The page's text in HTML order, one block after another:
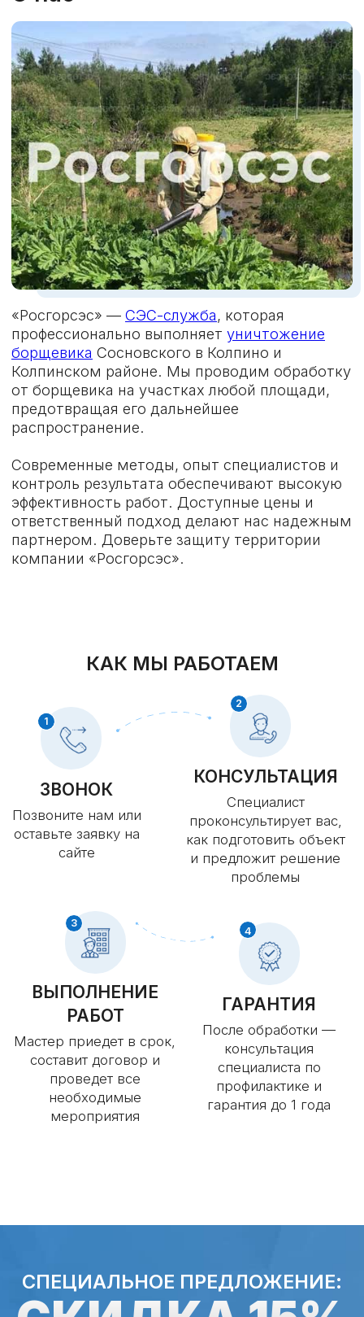
КАК МЫ РАБОТАЕМ
ЗВОНОК
Позвоните нам или
оставьте заявку на
сайте
1
КОНСУЛЬТАЦИЯ
Специалист
проконсультирует вас,
как подготовить объект
и предложит решение
проблемы
ВЫПОЛНЕНИЕ
РАБОТ
Мастер приедет в срок,
составит договор и
проведет все
необходимые
мероприятия
3
ГАРАНТИЯ
После обработки —
консультация
профилактике и
гарантия до 1 года
4
СПЕЦИАЛЬНОЕ ПРЕДЛОЖЕНИЕ:
НА ВСЕ УСЛУГИ
СКИДКА 15%
+7
Получить консультацию
Я согласен (сна) с пользовательским
соглашением и политикой конфиденциальности